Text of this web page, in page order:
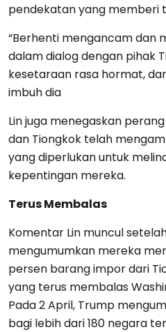
pendekatan yang memberi
“Berhenti mengancam dan
dalam dialog dengan pihak
kesetaraan rasa hormat,
imbuh dia
Lin juga menegaskan
dan Tiongkok telah
yang diperlukan untuk
kepentingan mereka.
Terus Membalas
Komentar Lin muncul
mengumumkan mereka
persen barang impor dari
yang terus membalas
Pada 2 April, Trump
bagi lebih dari 180 negara